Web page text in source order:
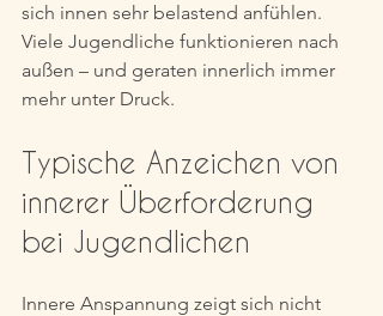
sich innen sehr belastend anfühlen.
Viele Jugendliche funktionieren nach
außen – und geraten innerlich immer
mehr unter Druck.
Typische Anzeichen von
innerer Überforderung
bei Jugendlichen
Innere Anspannung zeigt sich nicht